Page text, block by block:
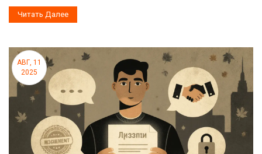
Читать Далее
АВГ, 11
2025